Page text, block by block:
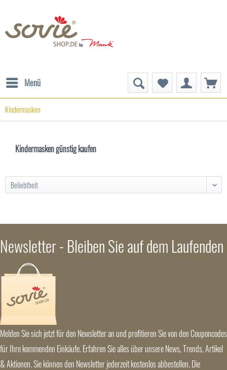
Menü
Kindermasken
Kindermasken günstig kaufen
Newsletter - Bleiben Sie auf dem Laufenden
Melden Sie sich jetzt für den Newsletter an und profitieren Sie von den Couponcodes
für Ihre kommenden Einkäufe. Erfahren Sie alles über unsere News, Trends, Artikel
& Aktionen. Sie können den Newsletter jederzeit kostenlos abbestellen. Die